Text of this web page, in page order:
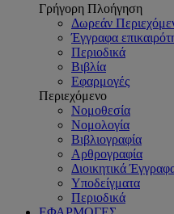
Γρήγορη Πλοήγηση
Δωρεάν
Έγγραφα
Περιοδικά
Βιβλία
Εφαρμογές
Περιεχόμενο
Νομοθεσία
Νομολογία
Βιβλιογραφία
Αρθρογραφία
Διοικητικά
Υποδείγματα
Περιοδικά